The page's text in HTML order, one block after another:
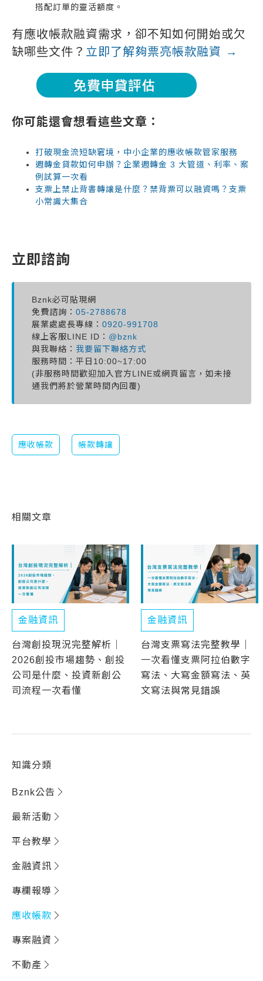
搭配訂單的靈活額度。
有應收帳款融資需求，卻不知如何開始或欠
缺哪些文件？ 立即了解夠票亮帳款融資 →
你可能還會想看這些文章：
打破現金流短缺窘境，中小企業的應收帳款管家服務
週轉金貸款如何申辦？企業週轉金 3 大管道、利率、案
例試算一次看
支票上禁止背書轉讓是什麼？禁背票可以融資嗎？支票
小常識大集合
立即諮詢
Bznk必可貼現網
免費諮詢： 05-2788678
展業處處長專線： 0920-991708
線上客服LINE ID： @bznk
與我聯絡： 我要留下聯絡方式
服務時間：平日10:00~17:00
(非服務時間歡迎加入官方LINE或網頁留言，如未接
通我們將於營業時間內回覆)
應收帳款 帳款轉讓
相關文章
金融資訊
台灣創投現況完整解析｜
2026創投市場趨勢、創投
公司是什麼、投資新創公
司流程一次看懂
金融資訊
台灣支票寫法完整教學｜
一次看懂支票阿拉伯數字
寫法、大寫金額寫法、英
文寫法與常見錯誤
知識分類
Bznk公告
最新活動
平台教學
金融資訊
專欄報導
應收帳款
專案融資
不動產